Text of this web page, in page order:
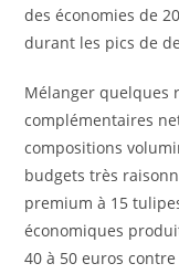
des économies de
durant les pics de
Mélanger quelques
complémentaires
compositions
budgets très
premium à 15
économiques
40 à 50 euros